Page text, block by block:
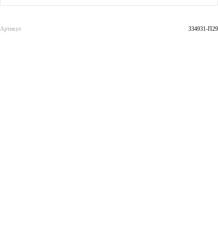
Артикул 334931-П29